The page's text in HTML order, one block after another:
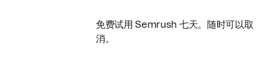
免费试用 Semrush 七天。随时可以取
消。